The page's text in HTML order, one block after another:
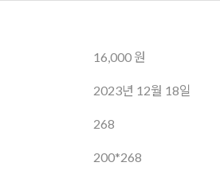
16,000 원
2023년 12월 18일
268
200*268